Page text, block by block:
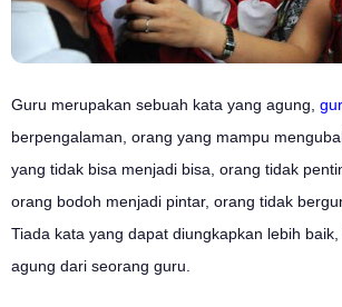
Guru merupakan sebuah kata yang agung,
berpengalaman, orang yang mampu
yang tidak bisa menjadi bisa, orang tidak
orang bodoh menjadi pintar, orang tidak
Tiada kata yang dapat diungkapkan lebih
agung dari seorang guru.